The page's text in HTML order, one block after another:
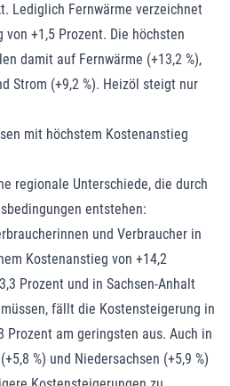
Lediglich Fernwärme verzeichnet
+1,5 Prozent. Die höchsten
damit auf Fernwärme (+13,2 %),
Strom (+9,2 %). Heizöl steigt nur
mit höchstem Kostenanstieg
regionale Unterschiede, die durch
entstehen:
und Verbraucher in
Kostenanstieg von +14,2
Prozent und in Sachsen-Anhalt
fällt die Kostensteigerung in
Prozent am geringsten aus. Auch in
%) und Niedersachsen (+5,9 %)